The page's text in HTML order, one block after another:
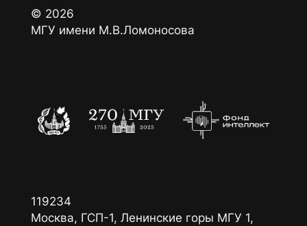
© 2026
МГУ имени М.В.Ломоносова
119234
Москва, ГСП-1, Ленинские горы МГУ 1,